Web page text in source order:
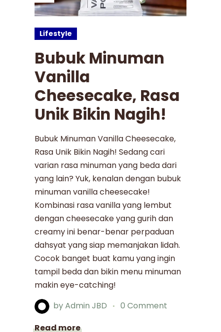
Lifestyle
Bubuk Minuman
Vanilla
Cheesecake, Rasa
Unik Bikin Nagih!
Bubuk Minuman Vanilla Cheesecake,
Rasa Unik Bikin Nagih! Sedang cari
varian rasa minuman yang beda dari
yang lain? Yuk, kenalan dengan bubuk
minuman vanilla cheesecake!
Kombinasi rasa vanilla yang lembut
dengan cheesecake yang gurih dan
creamy ini benar-benar perpaduan
dahsyat yang siap memanjakan lidah.
Cocok banget buat kamu yang ingin
tampil beda dan bikin menu minuman
makin eye-catching!
byAdmin JBD
0 Comment
Read more